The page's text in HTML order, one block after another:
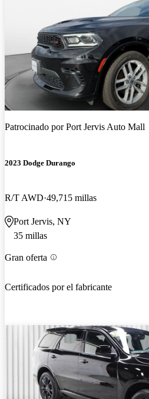
Patrocinado porPort Jervis Auto Mall
2023 Dodge Durango
R/T AWD 49,715 millas
Port Jervis, NY
35 millas
Gran oferta
Certificados por el fabricante